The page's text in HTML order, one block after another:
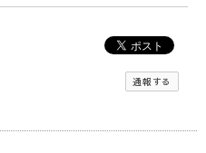
通報する